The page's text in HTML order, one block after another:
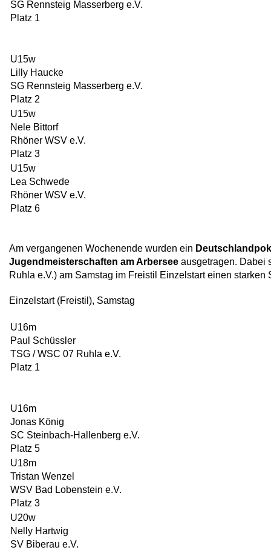
SG Rennsteig Masserberg e.V.
Platz 1
U15w
Lilly Haucke
SG Rennsteig Masserberg e.V.
Platz 2
U15w
Nele Bittorf
Rhöner WSV e.V.
Platz 3
U15w
Lea Schwede
Rhöner WSV e.V.
Platz 6
Am vergangenen Wochenende wurden ein
Jugendmeisterschaften am Arbersee ausgetragen. Dabei
Ruhla e.V.) am Samstag im Freistil Einzelstart einen starken
Einzelstart (Freistil), Samstag
U16m
Paul Schüssler
TSG / WSC 07 Ruhla e.V.
Platz 1
U16m
Jonas König
SC Steinbach-Hallenberg e.V.
Platz 5
U18m
Tristan Wenzel
WSV Bad Lobenstein e.V.
Platz 3
U20w
Nelly Hartwig
SV Biberau e.V.